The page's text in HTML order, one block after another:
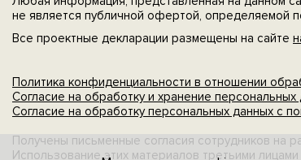
не является публичной офертой, определяемой
Все проектные декларации размещены на сайте
Политика конфиденциальности в отношении
Согласие на обработку и хранение персональных
Согласие на обработку персональных данных с
Получены письменные согласия сотрудников на
Использование этих материалов третьими